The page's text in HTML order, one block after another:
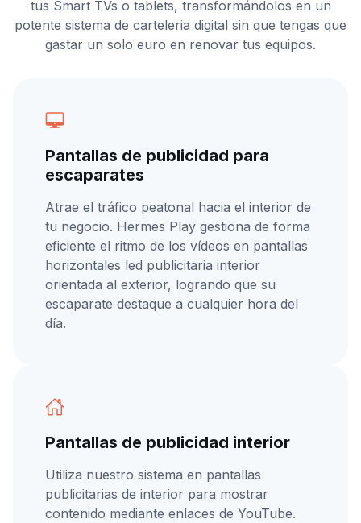
tus Smart TVs o tablets, transformándolos en un
potente sistema de carteleria digital sin que tengas que
gastar un solo euro en renovar tus equipos.
Pantallas de publicidad para
escaparates
Atrae el tráfico peatonal hacia el interior de
tu negocio. Hermes Play gestiona de forma
eficiente el ritmo de los vídeos en pantallas
horizontales led publicitaria interior
orientada al exterior, logrando que su
escaparate destaque a cualquier hora del
día.
Pantallas de publicidad interior
Utiliza nuestro sistema en pantallas
publicitarias de interior para mostrar
contenido mediante enlaces de YouTube.